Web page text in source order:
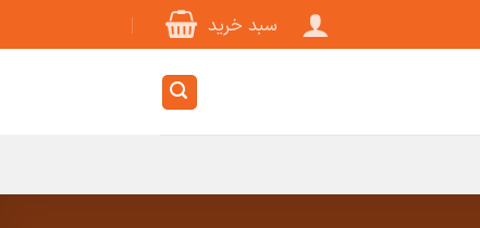
سبد خرید